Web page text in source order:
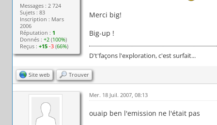
Messages : 2 724
Sujets : 83
Inscription : Mars
2006
Réputation : 1
Donnés :+2 (100%)
Reçus :+15 -3 (66%)
Merci big!
Big-up !
D't'façons l'exploration, c'est surfait...
Site web Trouver
Mer. 18 Juil. 2007, 08:13
ouaip ben l'emission ne l'était pas